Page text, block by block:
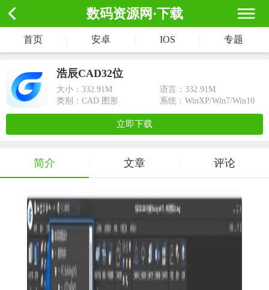
数码资源网·下载
首页 安卓 IOS 专题
浩辰CAD32位
大小： 332.91M
语言：332.91M
类别：CAD 图形
系统：WinXP/Win7/Win10
立即下载
简介 文章 评论